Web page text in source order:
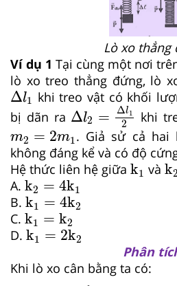
Lò xo thẳng
Ví dụ 1 Tại cùng một nơi
lò xo treo thẳng đứng, lò
Δl1
Δl1 khi treo vật có khối
bị dãn ra Δl2 = Δl1
2
Δl 2=Δl12
khi
m2 = 2m1
m =2m1 . Giả sử cả hai
không đáng kể và có độ
Hệ thức liên hệ giữa k1
k1vàk2
k
A. k2 = 4k1
k2=4 k1
B. k1 = 4k2
k1 k2
C. k1 = k2
k1 2
D. k1 = 2k2
k1 2k2
Phân
Khi lò xo cân bằng ta có: